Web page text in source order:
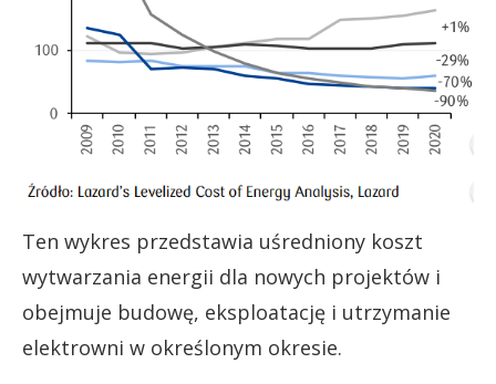
Ten wykres przedstawia uśredniony koszt
wytwarzania energii dla nowych projektów i
obejmuje budowę, eksploatację i utrzymanie
elektrowni w określonym okresie.